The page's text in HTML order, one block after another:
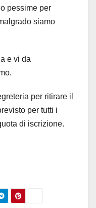
pessime per
siamo
e vi da
per ritirare il
per tutti i
di iscrizione.